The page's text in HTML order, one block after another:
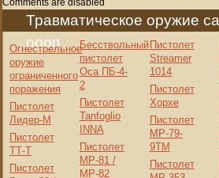
Травматическое оружие
оооп
Огнестрельное
оружие
ограниченного
поражения
Пистолет
Лидер-М
Пистолет
ТТ-Т
Пистолет
Бесствольный
пистолет
Оса ПБ-4-
2
Пистолет
Tanfoglio
INNA
Пистолет
МР-81 /
МР-82
Пистолет
Streamer
1014
Пистолет
Хорхе
Пистолет
МР-79-
9ТМ
Пистолет